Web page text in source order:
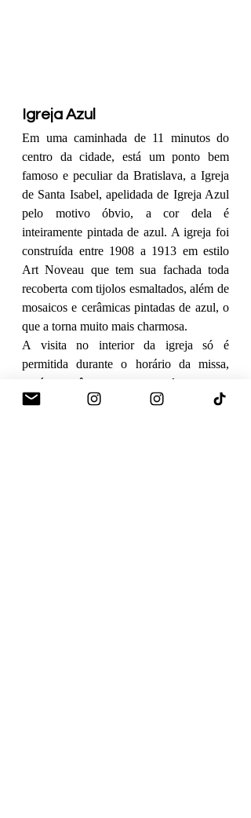
Igreja Azul
Em uma caminhada de 11 minutos do
centro da cidade, está um ponto bem
famoso e peculiar da Bratislava, a Igreja
de Santa Isabel, apelidada de Igreja Azul
pelo motivo óbvio, a cor dela é
inteiramente pintada de azul. A igreja foi
construída entre 1908 a 1913 em estilo
Art Noveau que tem sua fachada toda
recoberta com tijolos esmaltados, além de
mosaicos e cerâmicas pintadas de azul, o
que a torna muito mais charmosa.
A visita no interior da igreja só é
permitida durante o horário da missa,
porém você consegue ver ela entre as
grades, é bem pequena, mas se destaca